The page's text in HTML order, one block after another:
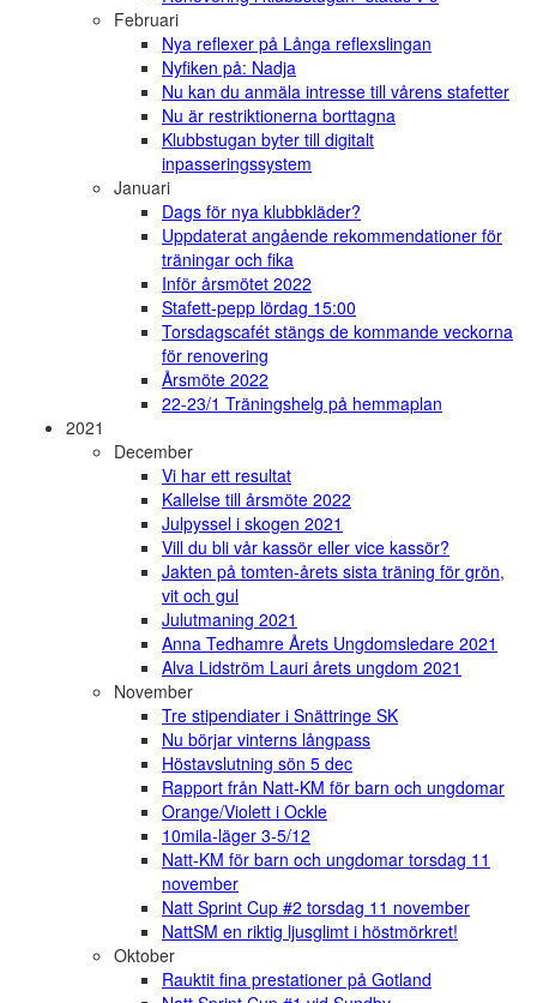
Februari
Nya reflexer på Långa reflexslingan
Nyfiken på: Nadja
Nu kan du anmäla intresse till vårens stafetter
Nu är restriktionerna borttagna
Klubbstugan byter till digitalt
inpasseringssystem
Januari
Dags för nya klubbkläder?
Uppdaterat angående rekommendationer för
träningar och fika
Inför årsmötet 2022
Stafett-pepp lördag 15:00
Torsdagscafét stängs de kommande veckorna
för renovering
Årsmöte 2022
22-23/1 Träningshelg på hemmaplan
2021
December
Vi har ett resultat
Kallelse till årsmöte 2022
Julpyssel i skogen 2021
Vill du bli vår kassör eller vice kassör?
Jakten på tomten-årets sista träning för grön,
vit och gul
Julutmaning 2021
Anna Tedhamre Årets Ungdomsledare 2021
Alva Lidström Lauri årets ungdom 2021
November
Tre stipendiater i Snättringe SK
Nu börjar vinterns långpass
Höstavslutning sön 5 dec
Rapport från Natt-KM för barn och ungdomar
Orange/Violett i Ockle
10mila-läger 3-5/12
Natt-KM för barn och ungdomar torsdag 11
november
Natt Sprint Cup #2 torsdag 11 november
NattSM en riktig ljusglimt i höstmörkret!
Oktober
Rauktit fina prestationer på Gotland